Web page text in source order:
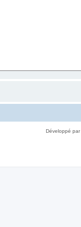
Développé par